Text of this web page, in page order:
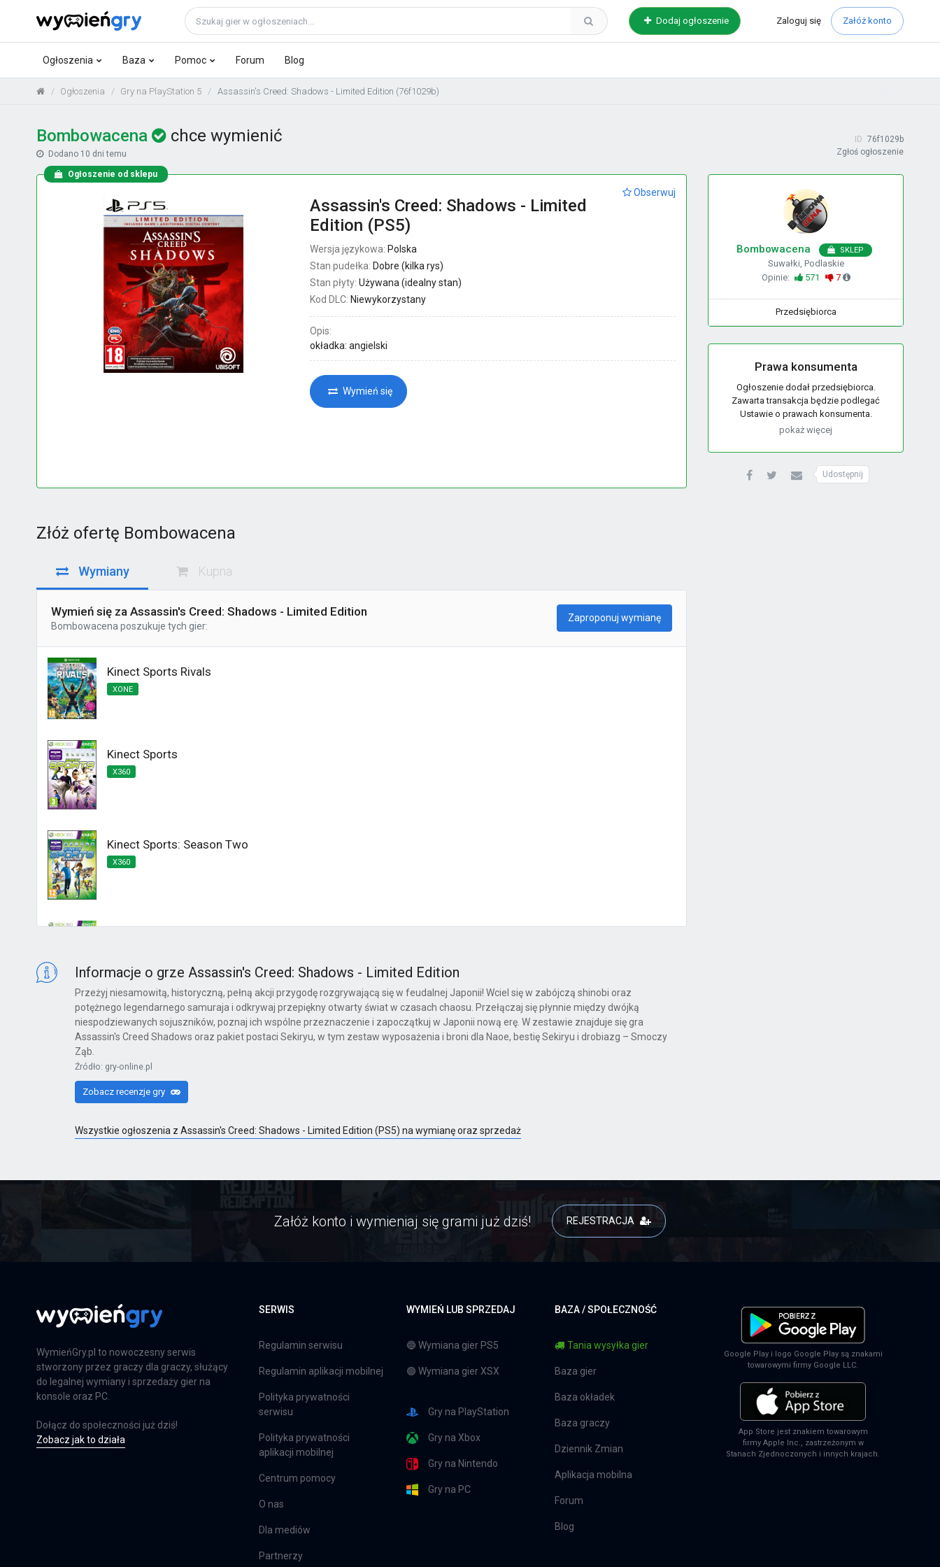
Dodaj ogłoszenie Zaloguj się Załóż konto
Ogłoszenia Baza Pomoc Forum Blog
Ogłoszenia Gry na PlayStation 5 Assassin's Creed: Shadows - Limited Edition (76f1029b)
Bombowacena chce wymienić
Dodano 10 dni temu
ID 76f1029b
Zgłoś ogłoszenie
Ogłoszenie od sklepu
Obserwuj
Assassin's Creed: Shadows - Limited
Edition (PS5)
Wersja językowa: Polska
Stan pudełka: Dobre (kilka rys)
Stan płyty: Używana (idealny stan)
Kod DLC: Niewykorzystany
Opis:
okładka: angielski
Wymień się
Bombowacena SKLEP
Suwałki, Podlaskie
Opinie:
571 7
Przedsiębiorca
Prawa konsumenta
Ogłoszenie dodał przedsiębiorca.
Zawarta transakcja będzie podlegać
Ustawie o prawach konsumenta.
pokaż więcej
Udostępnij
Złóż ofertę Bombowacena
Wymiany Kupna
Wymień się za Assassin's Creed: Shadows - Limited Edition
Bombowacena poszukuje tych gier:
Zaproponuj wymianę
Kinect Sports Rivals
XONE
Kinect Sports
X360
Kinect Sports: Season Two
X360
Far Cry 6: Yara Edition
PS4
Far Cry 6
PS4
Far Cry 6: Ultimate Edition
Farming Simulator 25
PS5
Farming Simulator 25
Informacje o grze Assassin's Creed: Shadows - Limited Edition
Przeżyj niesamowitą, historyczną, pełną akcji przygodę rozgrywającą się w feudalnej Japonii! Wciel się w zabójczą shinobi oraz
potężnego legendarnego samuraja i odkrywaj przepiękny otwarty świat w czasach chaosu. Przełączaj się płynnie między dwójką
niespodziewanych sojuszników, poznaj ich wspólne przeznaczenie i zapoczątkuj w Japonii nową erę. W zestawie znajduje się gra
Assassin's Creed Shadows oraz pakiet postaci Sekiryu, w tym zestaw wyposażenia i broni dla Naoe, bestię Sekiryu i drobiazg – Smoczy
Ząb.
Źródło: gry-online.pl
Zobacz recenzje gry
Wszystkie ogłoszenia z Assassin's Creed: Shadows - Limited Edition (PS5) na wymianę oraz sprzedaż
Załóż konto i wymieniaj się grami już dziś! REJESTRACJA
WymieńGry.pl to nowoczesny serwis
stworzony przez graczy dla graczy, służący
do legalnej wymiany i sprzedaży gier na
konsole oraz PC.
Dołącz do społeczności już dziś!
Zobacz jak to działa
SERWIS
Regulamin serwisu
Regulamin aplikacji mobilnej
Polityka prywatności
serwisu
Polityka prywatności
aplikacji mobilnej
Centrum pomocy
O nas
Dla mediów
Partnerzy
WYMIEŃ LUB SPRZEDAJ
🔵 Wymiana gier PS5
🟢 Wymiana gier XSX
Gry na PlayStation
Gry na Xbox
Gry na Nintendo
Gry na PC
BAZA / SPOŁECZNOŚĆ
Tania wysyłka gier
Baza gier
Baza okładek
Baza graczy
Dziennik Zmian
Aplikacja mobilna
Forum
Blog
Google Play i logo Google Play są znakami
towarowymi firmy Google LLC.
App Store jest znakiem towarowym
firmy Apple Inc., zastrzeżonym w
Stanach Zjednoczonych i innych krajach.